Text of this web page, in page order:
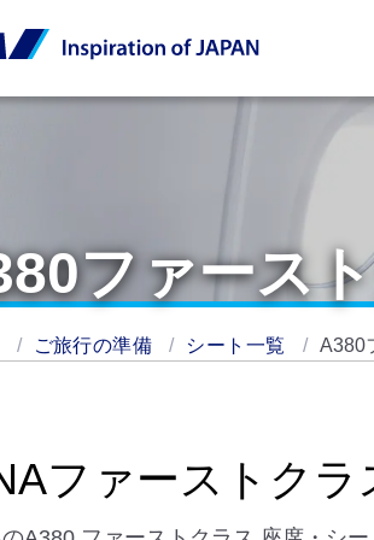
ファース
ご旅行の準備 シート一覧 A380
ファーストクラ